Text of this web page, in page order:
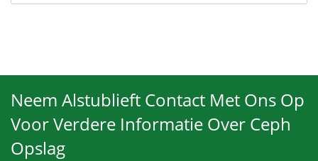
Neem Alstublieft Contact Met Ons Op
Voor Verdere Informatie Over Ceph
Opslag